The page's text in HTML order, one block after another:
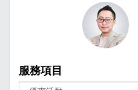
服務項目